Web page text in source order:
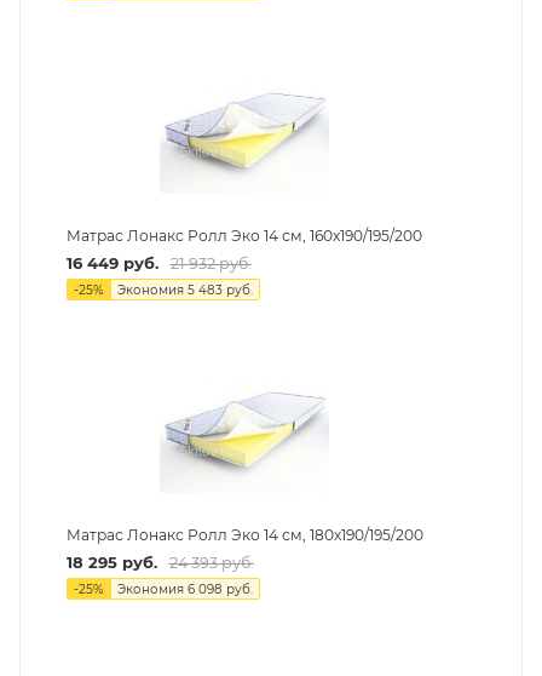
Матрас Лонакс Ролл Эко 14 см, 160х190/195/200
16 449руб. 21 932руб.
-25% Экономия 5 483руб.
Матрас Лонакс Ролл Эко 14 см, 180х190/195/200
18 295руб. 24 393руб.
-25% Экономия 6 098 руб.